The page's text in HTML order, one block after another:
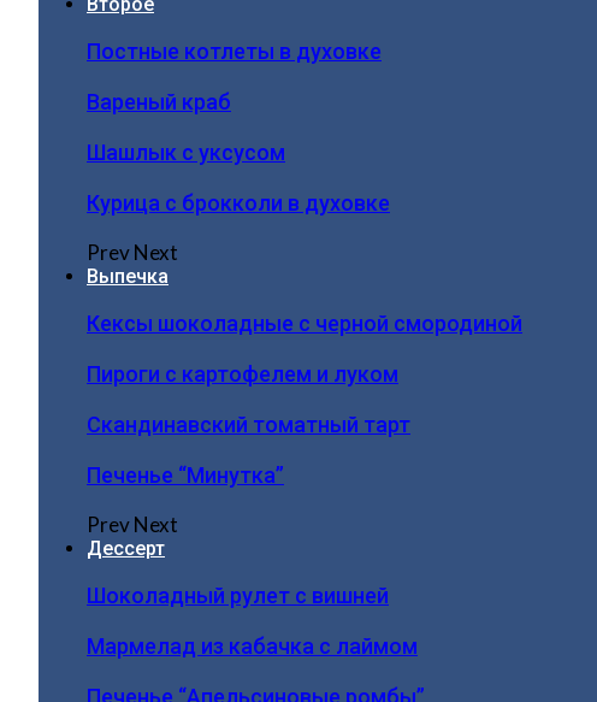
Постные котлеты в духовке
Вареный краб
Шашлык с уксусом
Курица с брокколи в духовке
PrevNext
Выпечка
Кексы шоколадные с черной смородиной
Пироги c картофелем и луком
Скандинавский томатный тарт
Печенье “Минутка”
PrevNext
Дессерт
Шоколадный рулет с вишней
Мармелад из кабачка с лаймом
Печенье “Апельсиновые ромбы”